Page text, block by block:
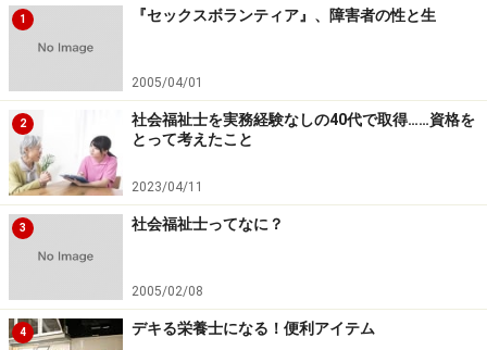
1 『セックスボランティア』、障害者の性と生
2005/04/01
2
社会福祉士を実務経験なしの40代で取得……資格を
とって考えたこと
2023/04/11
3 社会福祉士ってなに？
2005/02/08
4 デキる栄養士になる！便利アイテム